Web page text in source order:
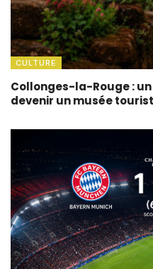
CULTURE
Collonges-la-Rouge :
devenir un musée